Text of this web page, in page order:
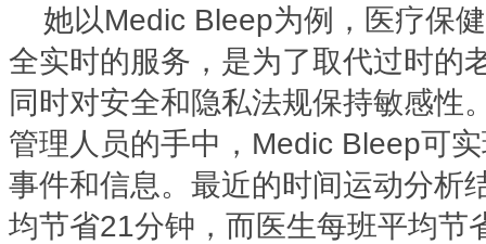
她以Medic Bleep为例，医疗保
全实时的服务，是为了取代过时的
同时对安全和隐私法规保持敏感性
管理人员的手中，Medic Bleep可
事件和信息。最近的时间运动分析
均节省21分钟，而医生每班平均节